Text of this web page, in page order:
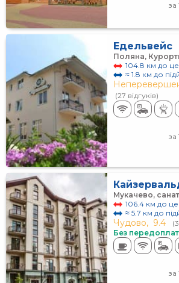
за
Едельвейс
Поляна,
104.8 км до
≈ 1.8 км до
(27 відгуків)
за
Мукачево,
106.4 км до
≈ 5.7 км до
Чудово, 9.4
Без
за